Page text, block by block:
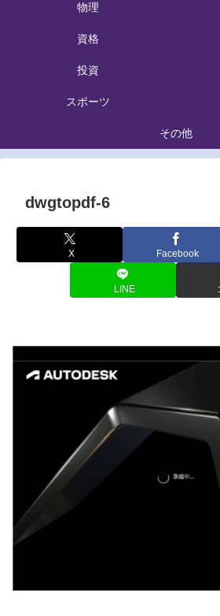
物理
資格
投資
スポーツ
その他
dwgtopdf-6
X Facebook
LINE